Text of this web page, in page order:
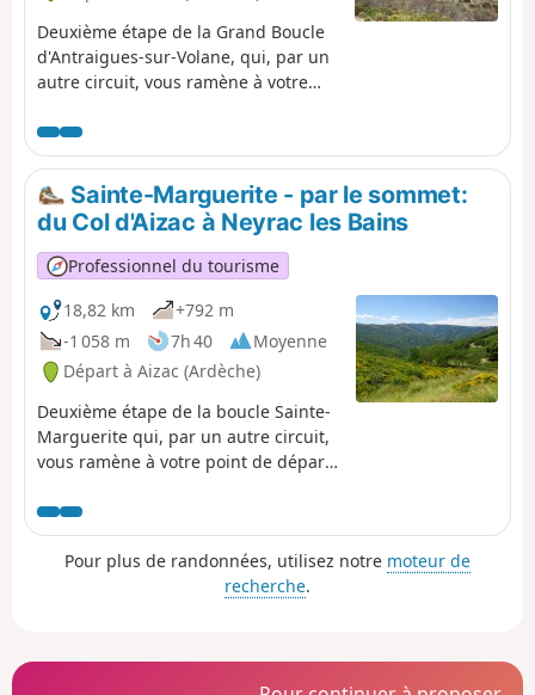
Deuxième étape de la Grand Boucle
d'Antraigues-sur-Volane, qui, par un
autre circuit, vous ramène à votre
Vous découvrirez notamment le côté
plus minéral de la Vallée de la Volane
en amont d'Antraigues-sur-Volane.
Puis des passages tout en crêtes
invitant à la contemplation au cœur
de cette nature sauvage.
Sainte-Marguerite - par le sommet:
du Col d'Aizac à Neyrac les Bains
Professionnel du tourisme
18,82 km
+792 m
-1 058 m
7h 40
Moyenne
Départ à Aizac (Ardèche)
Deuxième étape de la boucle Sainte-
Marguerite qui, par un autre circuit,
vous ramène à votre point de départ
Première partie aérienne avec le
passage au sommet de ce point
culminant des 2 jours qui vous offre
des vues imprenables sur la Basse
environnantes. Deuxième partie plus
patrimoine bâti et/ou historique avec
Pour plus de randonnées, utilisez notre moteur de
recherche.